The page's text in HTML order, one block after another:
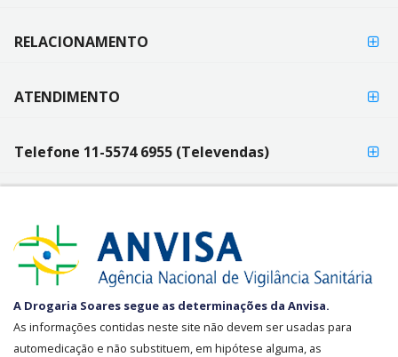
RELACIONAMENTO
ATENDIMENTO
Telefone 11-5574 6955 (Televendas)
A Drogaria Soares segue as determinações da Anvisa.
As informações contidas neste site não devem ser usadas para
automedicação e não substituem, em hipótese alguma, as